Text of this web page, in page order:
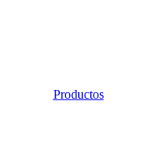
Productos